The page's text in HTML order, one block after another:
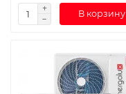
В корзину